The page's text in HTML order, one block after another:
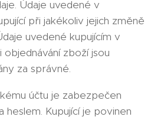
Údaje uvedené v
při jakékoliv jejich změně
uvedené kupujícím v
zboží jsou
za správné.
účtu je zabezpečen
heslem. Kupující je povinen